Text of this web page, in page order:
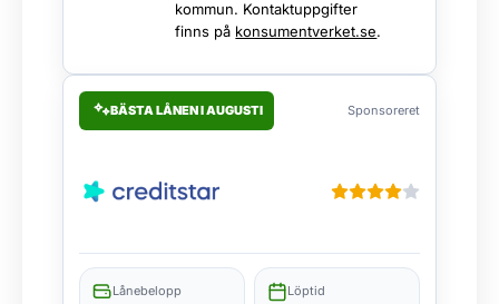
kommun. Kontaktuppgifter
finns på konsumentverket.se.
BÄSTA LÅNEN I AUGUSTI Sponsoreret
Lånebelopp Löptid